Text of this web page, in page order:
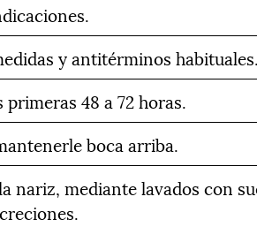
y antitérminos habituales.
48 a 72 horas.
boca arriba.
nariz, mediante lavados con